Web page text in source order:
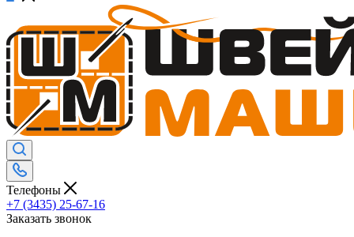
Телефоны
+7 (3435) 25-67-16
Заказать звонок